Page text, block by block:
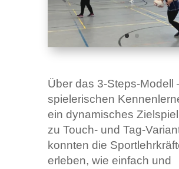
Über das 3-Steps-Modell
spielerischen
ein dynamisches
zu Touch- und Tag-
konnten die
erleben, wie einfach und